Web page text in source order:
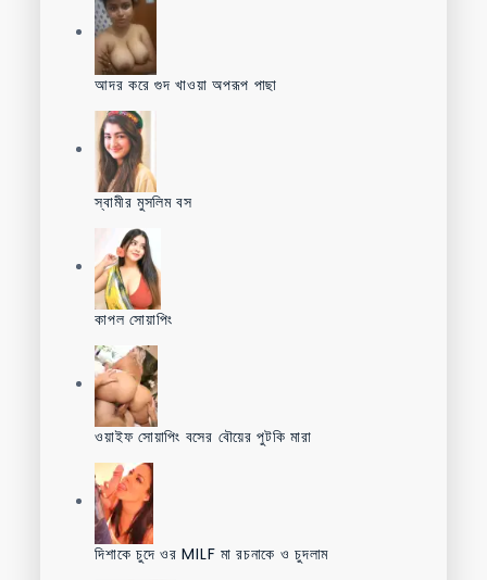
আদর করে গুদ খাওয়া অপরূপ পাছা
স্বামীর মুসলিম বস
কাপল সোয়াপিং
ওয়াইফ সোয়াপিং বসের বৌয়ের পুটকি মারা
দিশাকে চুদে ওর MILF মা রচনাকে ও চুদলাম